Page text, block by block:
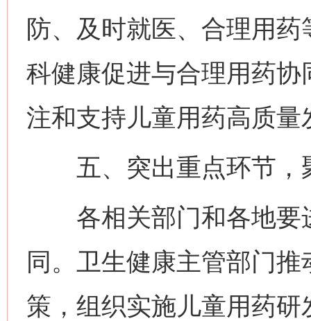
防、及时就医、合理用
科健康促进与合理用药
注和支持儿童用药高质量
五、突出重点环节，
各相关部门和各地要
同。卫生健康主管部门
策，组织实施儿童用药